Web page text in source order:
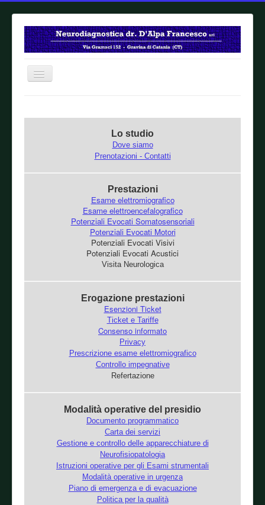
Lo studio
Dove siamo
Prenotazioni - Contatti
Prestazioni
Esame elettromiografico
Esame elettroencefalografico
Potenziali Evocati Somatosensoriali
Potenziali Evocati Motori
Potenziali Evocati Visivi
Potenziali Evocati Acustici
Visita Neurologica
Erogazione prestazioni
Esenzioni Ticket
Ticket e Tariffe
Consenso informato
Privacy
Prescrizione esame elettromiografico
Controllo impegnative
Refertazione
Modalità operative del presidio
Documento programmatico
Carta dei servizi
Gestione e controllo delle apparecchiature di
Neurofisiopatologia
Istruzioni operative per gli Esami strumentali
Modalità operative in urgenza
Piano di emergenza e di evacuazione
Politica per la qualità